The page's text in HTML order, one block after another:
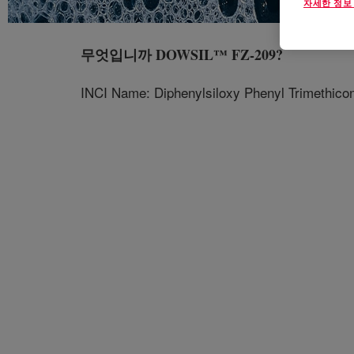
무엇입니까DOWSIL™ FZ-209?
INCI Name: Diphenylsiloxy Phenyl